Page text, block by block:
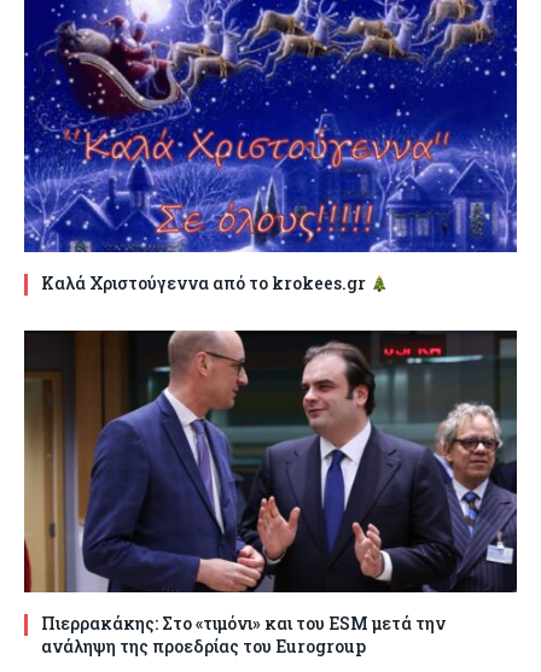
Καλά Χριστούγεννα από το krokees.gr
Πιερρακάκης: Στο «τιμόνι» και του ESM μετά την
ανάληψη της προεδρίας του Eurogroup